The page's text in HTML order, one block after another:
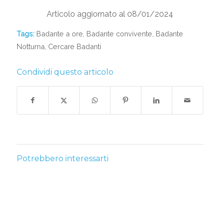
Articolo aggiornato al 08/01/2024
Tags: Badante a ore Badante convivente Badante
Notturna Cercare Badanti
Condividi questo articolo
Potrebbero interessarti